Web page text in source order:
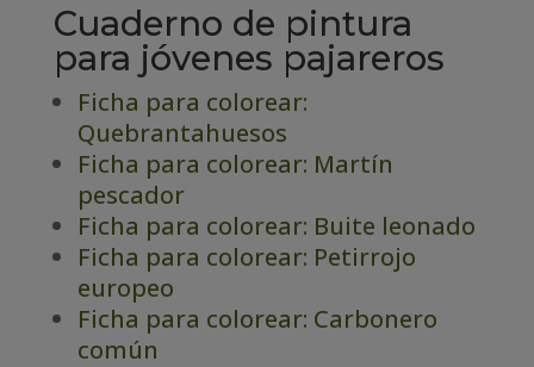
Cuaderno de pintura
para jóvenes pajareros
Ficha para colorear:
Quebrantahuesos
Ficha para colorear: Martín
pescador
Ficha para colorear: Buite leonado
Ficha para colorear: Petirrojo
europeo
Ficha para colorear: Carbonero
común